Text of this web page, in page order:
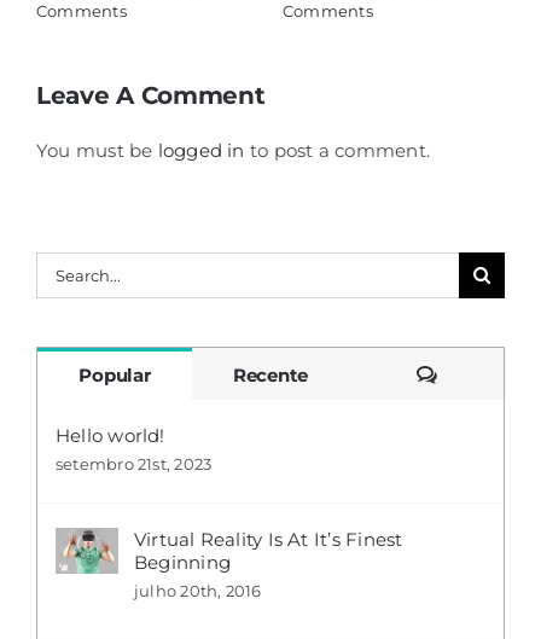
Comments
Comments
Leave A Comment
You must be logged in to post a comment.
Buscar
resultados
Popular
Recente
Hello world!
setembro 21st, 2023
Virtual Reality Is At It’s Finest
Beginning
julho 20th, 2016